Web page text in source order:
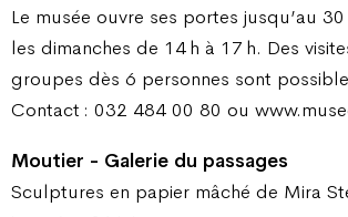
Le musée ouvre ses portes jusqu’au
les dimanches de 14 h à 17 h. Des
groupes dès 6 personnes sont
Contact : 032 484 00 80 ou
Moutier - Galerie du passages
Sculptures en papier mâché de Mira